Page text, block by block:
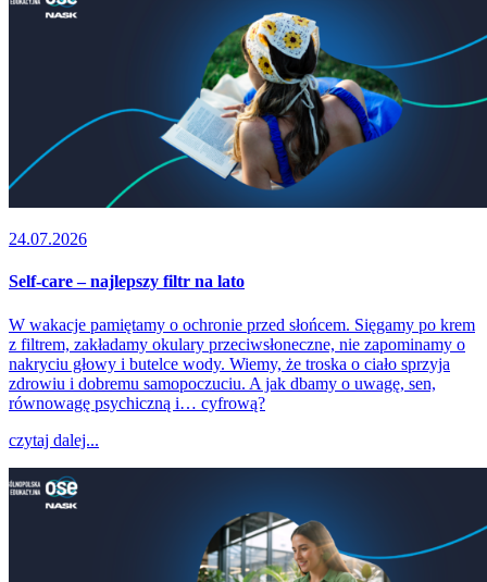
24.07.2026
Self-care – najlepszy filtr na lato
W wakacje pamiętamy o ochronie przed słońcem. Sięgamy po krem
z filtrem, zakładamy okulary przeciwsłoneczne, nie zapominamy o
nakryciu głowy i butelce wody. Wiemy, że troska o ciało sprzyja
zdrowiu i dobremu samopoczuciu. A jak dbamy o uwagę, sen,
równowagę psychiczną i… cyfrową?
czytaj dalej...